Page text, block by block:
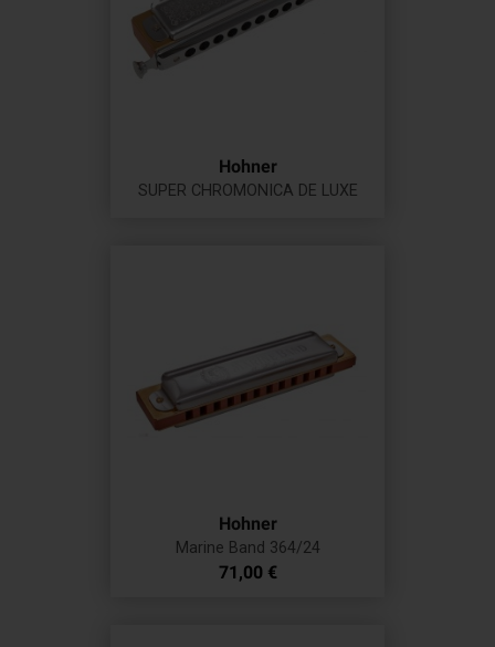
Hohner
SUPER CHROMONICA DE LUXE
Hohner
Marine Band 364/24
Prix
71,00 €